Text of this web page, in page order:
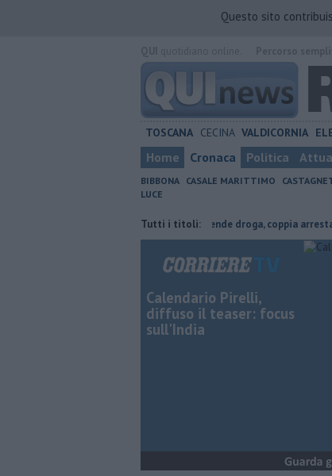
Questo sito
TOSCANA CECINA VALDICORNIA
Home Cronaca Politica
BIBBONA CASALE MARITTIMO
LUCE
Tutti i titoli:
Coltiva e vende droga, coppia arrestata
Calendario Pirelli,
diffuso il teaser: focus
sull'India